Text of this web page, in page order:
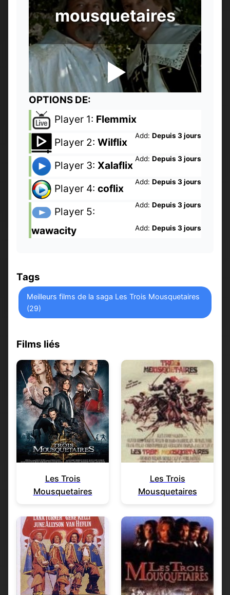
mousquetaires
OPTIONS DE:
Player 1: Flemmix
Add: Depuis 3 jours
Player 2: Wilflix
Add: Depuis 3 jours
Player 3: Xalaflix
Add: Depuis 3 jours
Player 4: coflix
Add: Depuis 3 jours
Player 5:
wawacity
Add: Depuis 3 jours
Tags
Meilleurs films de la saga Les Trois Mousquetaires
(29)
Films liés
Les Trois
Mousquetaires
Les Trois
Mousquetaires